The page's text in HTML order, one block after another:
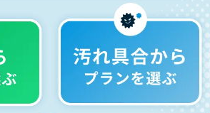
ニング
かけランキング
てクリーニング屋まで運ぶの
たから